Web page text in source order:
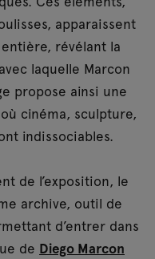
apparaissent
révélant la
laquelle Marcon
propose ainsi une
cinéma, sculpture,
indissociables.
de l’exposition, le
archive, outil de
d’entrer dans
de Diego Marcon